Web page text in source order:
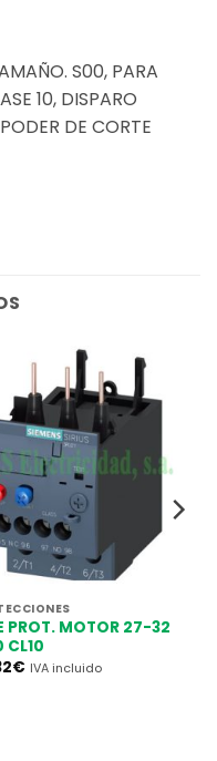
S00, PARA
10, DISPARO
DE CORTE
PROT. MOTOR 27-32
CL10
€ IVA incluido